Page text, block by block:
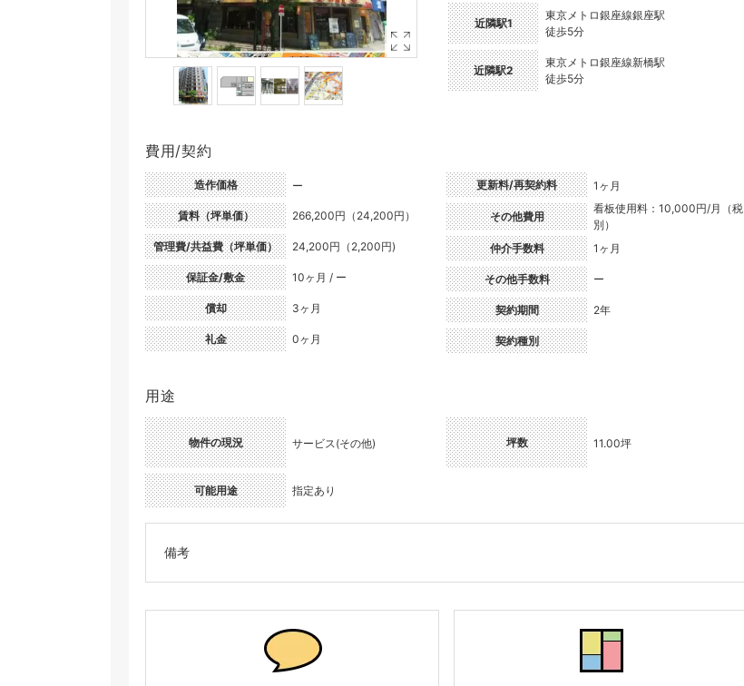
近隣駅1
東京メトロ銀座線銀座駅
徒歩5分
近隣駅2
東京メトロ銀座線新橋駅
徒歩5分
費用/契約
造作価格 ー
賃料（坪単価） 266,200円（24,200円）
管理費/共益費（坪単価） 24,200円（2,200円)
保証金/敷金 10ヶ月 / ー
償却 3ヶ月
礼金 0ヶ月
更新料/再契約料 1ヶ月
その他費用
看板使用料：10,000円/月（税
別）
仲介手数料
1ヶ月
その他手数料 ー
契約期間 2年
契約種別
用途
物件の現況 サービス(その他)
可能用途 指定あり
坪数 11.00坪
備考